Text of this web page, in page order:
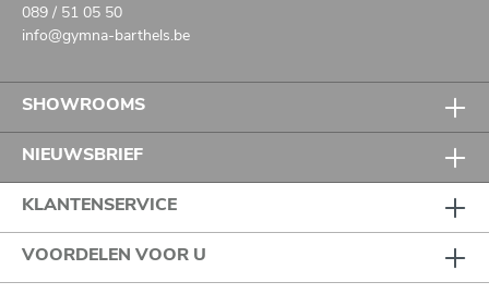
089 / 51 05 50
info@gymna-barthels.be
SHOWROOMS
NIEUWSBRIEF
KLANTENSERVICE
VOORDELEN VOOR U